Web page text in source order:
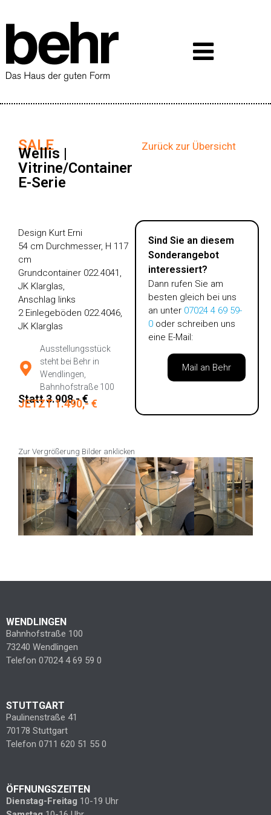
SALE
Wellis |
Vitrine/Container
E-Serie
Zurück zur Übersicht
Design Kurt Erni
54 cm Durchmesser, H 117
cm
Grundcontainer 022.4041,
JK Klarglas,
Anschlag links
2 Einlegeböden 022.4046,
JK Klarglas
Ausstellungsstück
steht bei Behr in
Wendlingen,
Bahnhofstraße 100
Statt 3.908,- €
JETZT 1.490,- €
Sind Sie an diesem
Sonderangebot
interessiert?
Dann rufen Sie am
besten gleich bei uns
an unter 07024 4 69 59-
0oder schreiben uns
eine E-Mail:
Mail an Behr
Zur Vergrößerung Bilder anklicken
WENDLINGEN
Bahnhofstraße 100
73240 Wendlingen
Telefon 07024 4 69 59 0
STUTTGART
Paulinenstraße 41
70178 Stuttgart
Telefon 0711 620 51 55 0
ÖFFNUNGSZEITEN
Dienstag-Freitag 10-19 Uhr